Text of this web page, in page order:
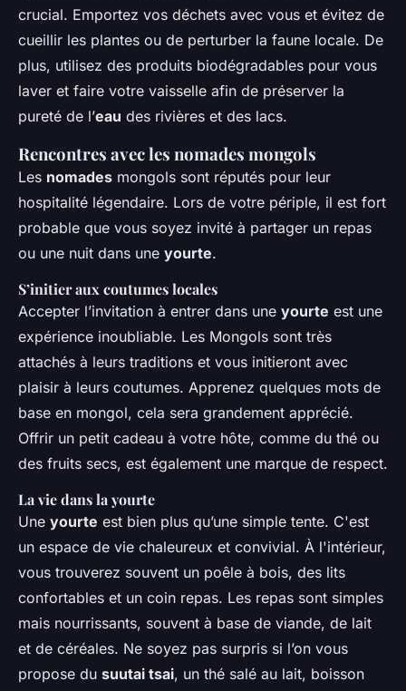
crucial. Emportez vos déchets avec vous et évitez de
cueillir les plantes ou de perturber la faune locale. De
plus, utilisez des produits biodégradables pour vous
laver et faire votre vaisselle afin de préserver la
pureté de l’eau des rivières et des lacs.
Rencontres avec les nomades mongols
Les nomades mongols sont réputés pour leur
hospitalité légendaire. Lors de votre périple, il est fort
probable que vous soyez invité à partager un repas
ou une nuit dans une yourte.
S’initier aux coutumes locales
Accepter l’invitation à entrer dans une yourte est une
expérience inoubliable. Les Mongols sont très
attachés à leurs traditions et vous initieront avec
plaisir à leurs coutumes. Apprenez quelques mots de
base en mongol, cela sera grandement apprécié.
Offrir un petit cadeau à votre hôte, comme du thé ou
des fruits secs, est également une marque de respect.
La vie dans la yourte
Une yourte est bien plus qu’une simple tente. C'est
un espace de vie chaleureux et convivial. À l'intérieur,
vous trouverez souvent un poêle à bois, des lits
confortables et un coin repas. Les repas sont simples
mais nourrissants, souvent à base de viande, de lait
et de céréales. Ne soyez pas surpris si l’on vous
propose du suutai tsai, un thé salé au lait, boisson